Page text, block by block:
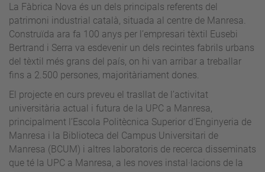
La Fàbrica Nova és un dels principals referents del
patrimoni industrial català, situada al centre de Manresa.
Construïda ara fa 100 anys per l’empresari tèxtil Eusebi
Bertrand i Serra va esdevenir un dels recintes fabrils urbans
del tèxtil més grans del país, on hi van arribar a treballar
fins a 2.500 persones, majoritàriament dones.
El projecte en curs preveu el trasllat de l’activitat
universitària actual i futura de la UPC a Manresa,
principalment l’Escola Politècnica Superior d’Enginyeria de
Manresa i la Biblioteca del Campus Universitari de
Manresa (BCUM) i altres laboratoris de recerca disseminats
que té la UPC a Manresa, a les noves instal·lacions de la